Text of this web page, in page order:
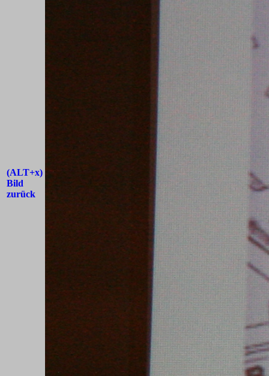
(ALT+x)
Bild
zurück